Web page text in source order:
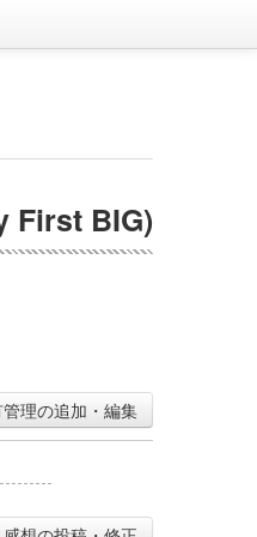
First BIG)
管理の追加・編集